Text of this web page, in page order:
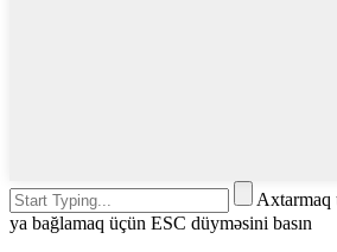
Axtarmaq
ya bağlamaq üçün ESC düyməsini basın